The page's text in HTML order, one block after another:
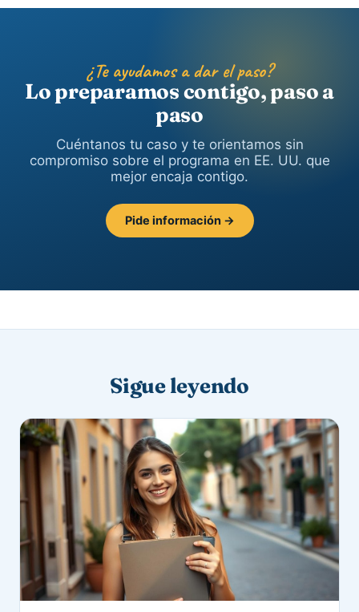
¿Te ayudamos a dar el paso?
Lo preparamos contigo, paso a
paso
Cuéntanos tu caso y te orientamos sin
compromiso sobre el programa en EE. UU. que
mejor encaja contigo.
Pide información →
Sigue leyendo